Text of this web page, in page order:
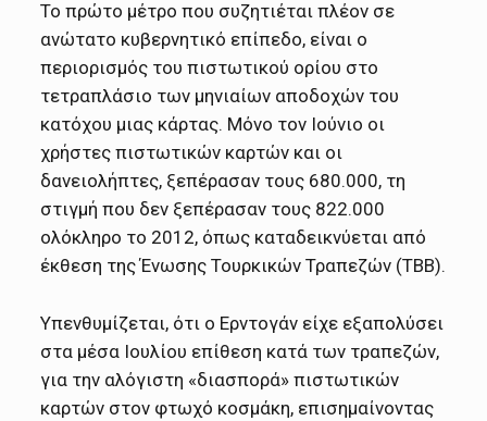
Το πρώτο μέτρο που συζητιέται πλέον σε
ανώτατο κυβερνητικό επίπεδο, είναι ο
περιορισμός του πιστωτικού ορίου στο
τετραπλάσιο των μηνιαίων αποδοχών του
κατόχου μιας κάρτας. Μόνο τον Ιούνιο οι
χρήστες πιστωτικών καρτών και οι
δανειολήπτες, ξεπέρασαν τους 680.000, τη
στιγμή που δεν ξεπέρασαν τους 822.000
ολόκληρο το 2012, όπως καταδεικνύεται από
έκθεση της Ένωσης Τουρκικών Τραπεζών (TBB).
Υπενθυμίζεται, ότι ο Ερντογάν είχε εξαπολύσει
στα μέσα Ιουλίου επίθεση κατά των τραπεζών,
για την αλόγιστη «διασπορά» πιστωτικών
καρτών στον φτωχό κοσμάκη, επισημαίνοντας